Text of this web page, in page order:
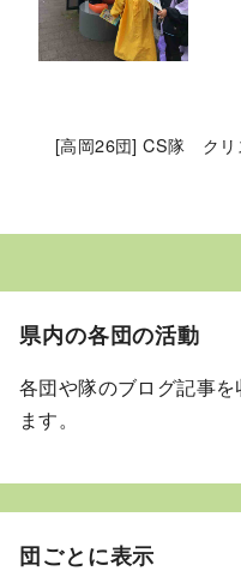
[高岡26団] CS隊 クリ
県内の各団の活動
各団や隊のブログ記事
ます。
団ごとに表示